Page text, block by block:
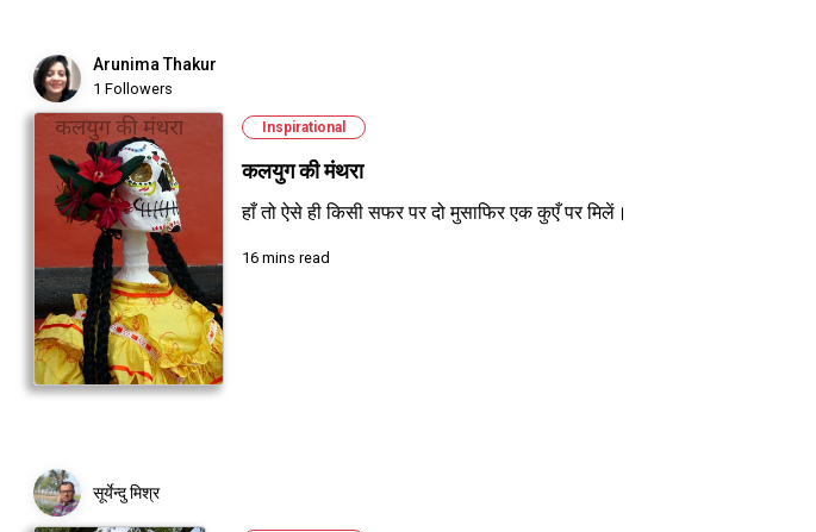
Arunima Thakur
1 Followers
Inspirational
कलयुग की मंथरा
हाँ तो ऐसे ही किसी सफर पर दो मुसाफिर एक कुएँ पर मिलें।
16 mins read
सूर्येन्दु मिश्र